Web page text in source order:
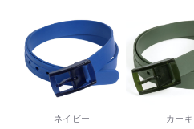
ネイビー カーキ